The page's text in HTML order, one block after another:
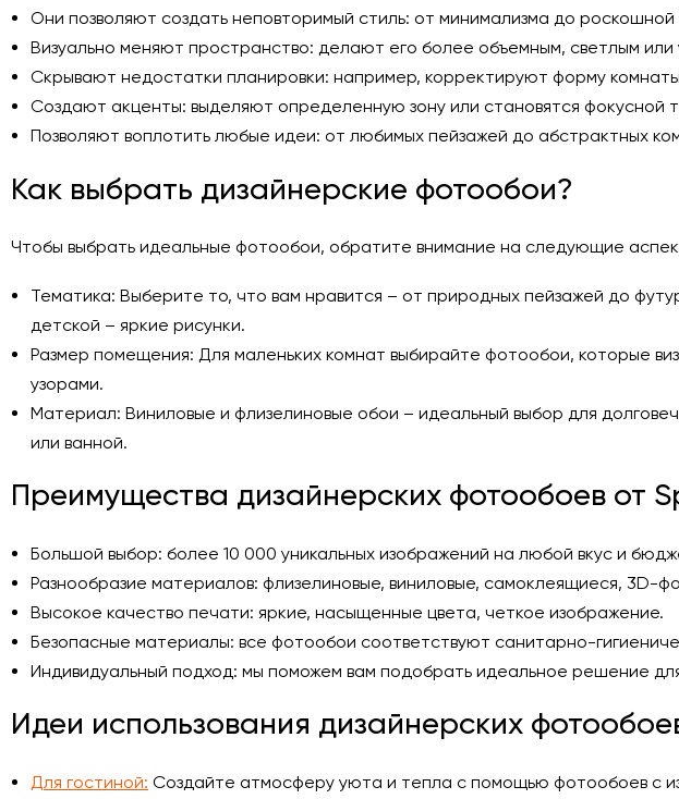
Они позволяют создать неповторимый стиль: от минимализма до
Визуально меняют пространство: делают его более объемным, светлым
Скрывают недостатки планировки: например, корректируют форму
Создают акценты: выделяют определенную зону или становятся фокусной
Позволяют воплотить любые идеи: от любимых пейзажей до абстрактных
Как выбрать дизайнерские фотообои?
Чтобы выбрать идеальные фотообои, обратите внимание на следующие
Тематика: Выберите то, что вам нравится – от природных пейзажей до
детской – яркие рисунки.
Размер помещения: Для маленьких комнат выбирайте фотообои, которые
узорами.
Материал: Виниловые и флизелиновые обои – идеальный выбор для
или ванной.
Преимущества дизайнерских фотообоев от
Большой выбор: более 10 000 уникальных изображений на любой вкус и
Разнообразие материалов: флизелиновые, виниловые, самоклеящиеся, 3D-
Высокое качество печати: яркие, насыщенные цвета, четкое изображение.
Безопасные материалы: все фотообои соответствуют санитарно-
Индивидуальный подход: мы поможем вам подобрать идеальное решение
Идеи использования дизайнерских
Для гостиной: Создайте атмосферу уюта и тепла с помощью фотообоев с